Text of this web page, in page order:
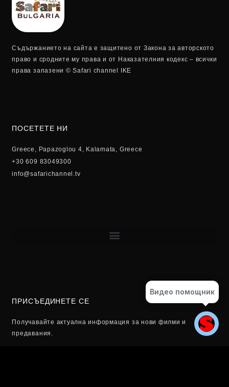
Съдържанието на сайта е защитено от Закона за авторското
право и сродните му права и от Наказателния кодекс – всички
права запазени © Safari channel IKE
ПОСЕТЕТЕ НИ
Greece, Papazoglou 4, Kalamata, Greece
+30 609 83049300
info@safarichannel.tv
ПРИСЪЕДИНЕТЕ СЕ
Получавайте актуална информация за нови филми и
предавания.
Видео помощник